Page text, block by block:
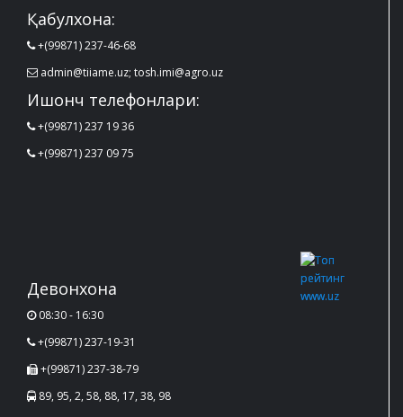
Қабулхона:
+(99871) 237-46-68
admin@tiiame.uz; tosh.imi@agro.uz
Ишонч телефонлари:
+(99871) 237 19 36
+(99871) 237 09 75
Девонхона
08:30 - 16:30
+(99871) 237-19-31
+(99871) 237-38-79
89, 95, 2, 58, 88, 17, 38, 98